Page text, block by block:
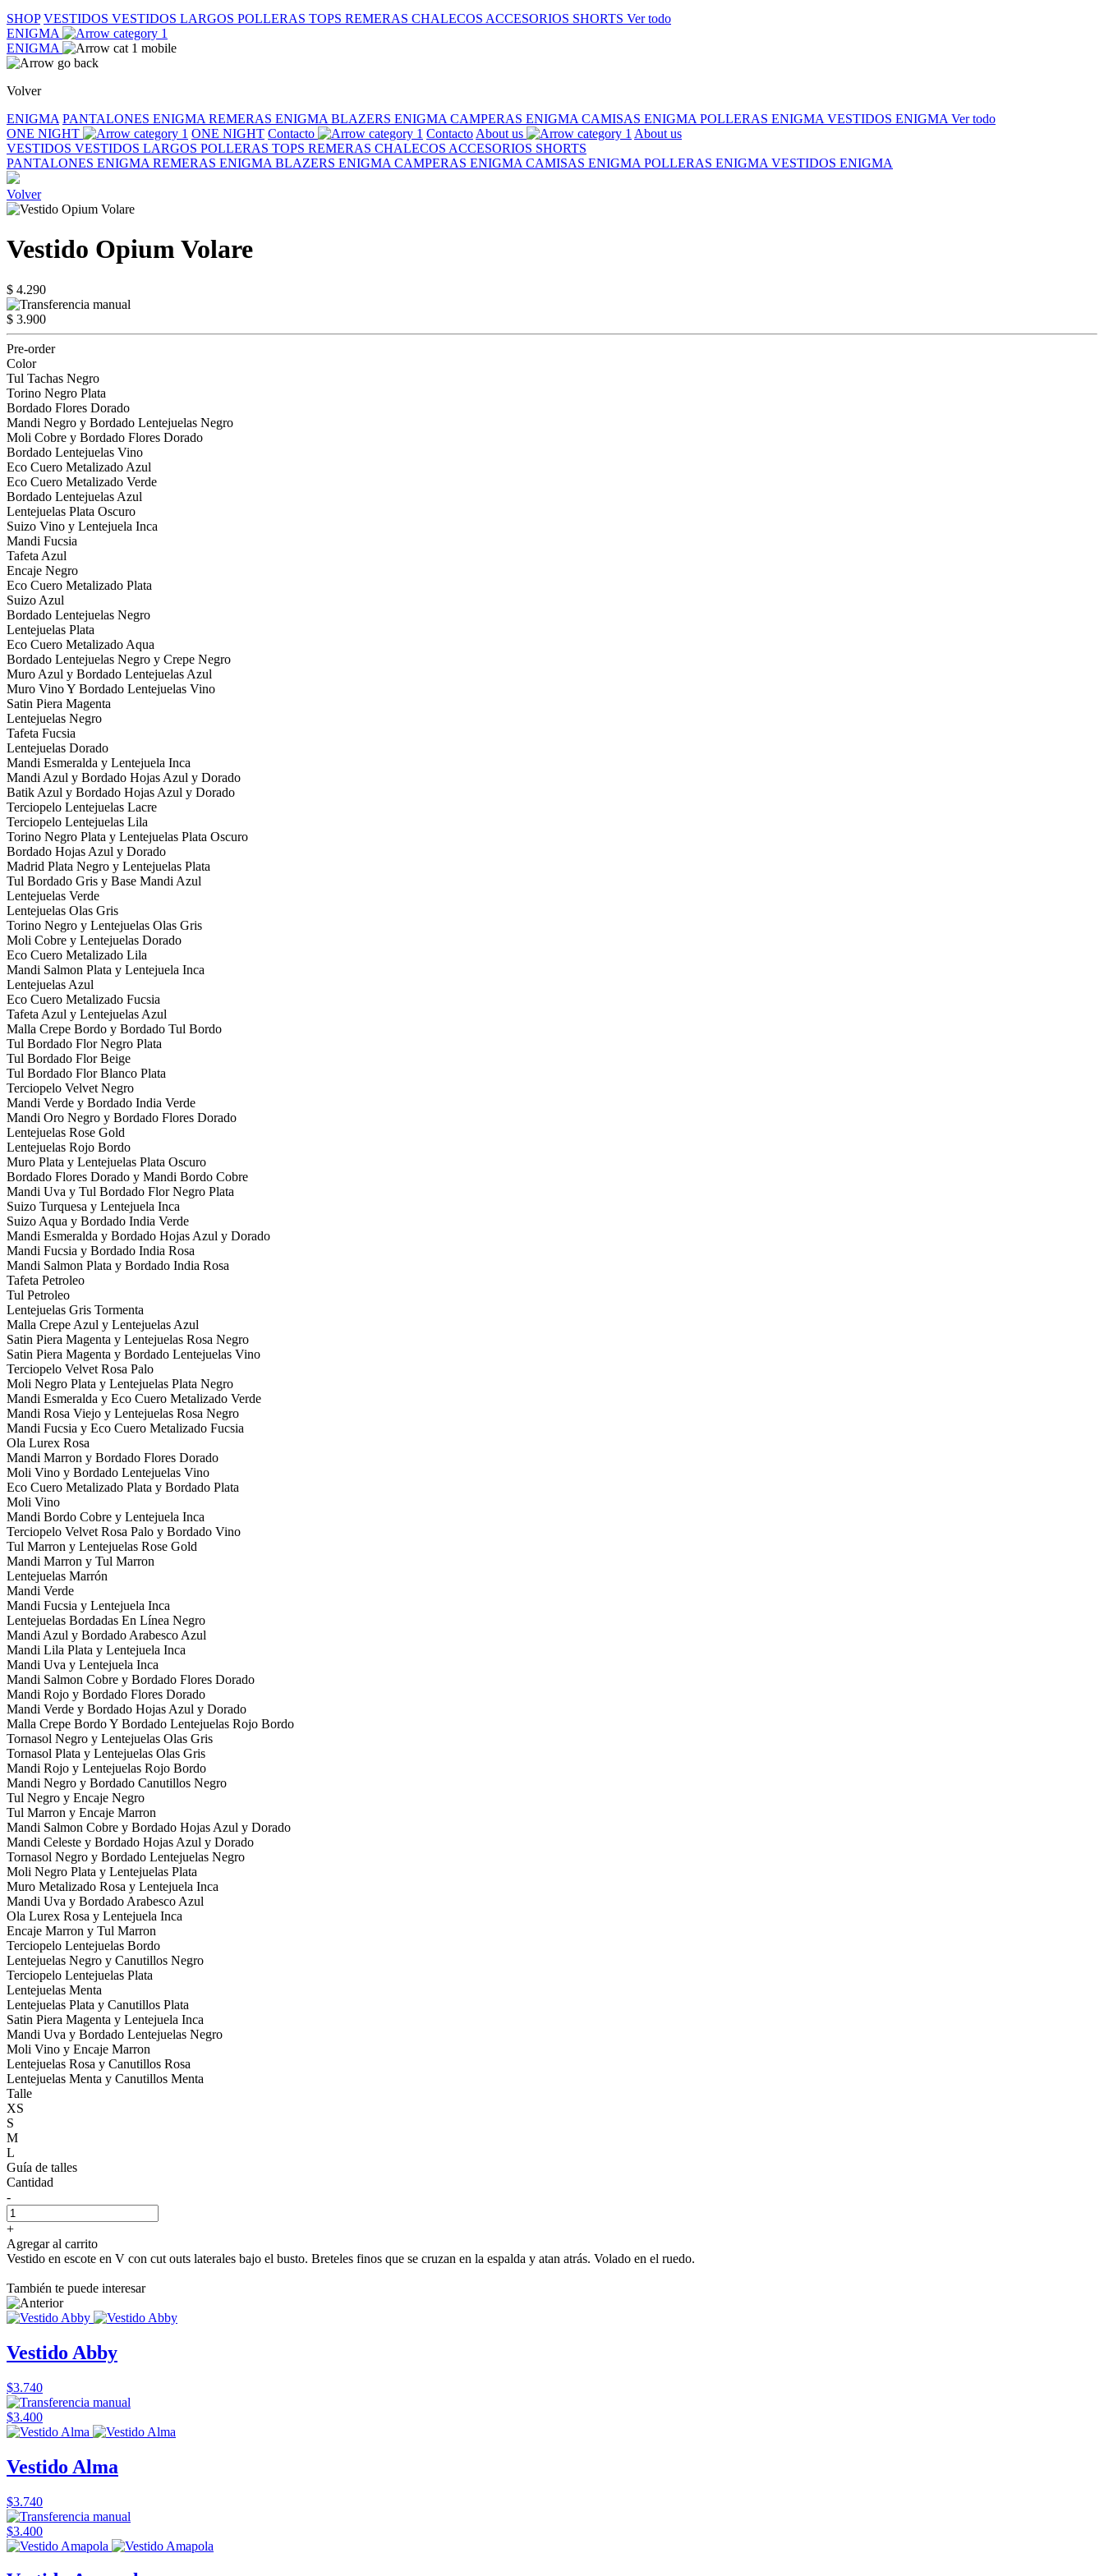
SHOP VESTIDOS VESTIDOS LARGOS POLLERAS TOPS REMERAS CHALECOS ACCESORIOS SHORTS Ver todo
ENIGMA
ENIGMA
Volver
ENIGMA PANTALONES ENIGMA REMERAS ENIGMA BLAZERS ENIGMA CAMPERAS ENIGMA CAMISAS ENIGMA POLLERAS ENIGMA VESTIDOS ENIGMA Ver todo
ONE NIGHT
ONE NIGHT Contacto Contacto About us
About us
VESTIDOS VESTIDOS LARGOS POLLERAS TOPS REMERAS CHALECOS ACCESORIOS SHORTS
PANTALONES ENIGMA REMERAS ENIGMA BLAZERS ENIGMA CAMPERAS ENIGMA CAMISAS ENIGMA POLLERAS ENIGMA VESTIDOS ENIGMA
Volver
Vestido Opium Volare
$ 4.290
$ 3.900
Pre-order
Color
Tul Tachas Negro
Torino Negro Plata
Bordado Flores Dorado
Mandi Negro y Bordado Lentejuelas Negro
Moli Cobre y Bordado Flores Dorado
Bordado Lentejuelas Vino
Eco Cuero Metalizado Azul
Eco Cuero Metalizado Verde
Bordado Lentejuelas Azul
Lentejuelas Plata Oscuro
Suizo Vino y Lentejuela Inca
Mandi Fucsia
Tafeta Azul
Encaje Negro
Eco Cuero Metalizado Plata
Suizo Azul
Bordado Lentejuelas Negro
Lentejuelas Plata
Eco Cuero Metalizado Aqua
Bordado Lentejuelas Negro y Crepe Negro
Muro Azul y Bordado Lentejuelas Azul
Muro Vino Y Bordado Lentejuelas Vino
Satin Piera Magenta
Lentejuelas Negro
Tafeta Fucsia
Lentejuelas Dorado
Mandi Esmeralda y Lentejuela Inca
Mandi Azul y Bordado Hojas Azul y Dorado
Batik Azul y Bordado Hojas Azul y Dorado
Terciopelo Lentejuelas Lacre
Terciopelo Lentejuelas Lila
Torino Negro Plata y Lentejuelas Plata Oscuro
Bordado Hojas Azul y Dorado
Madrid Plata Negro y Lentejuelas Plata
Tul Bordado Gris y Base Mandi Azul
Lentejuelas Verde
Lentejuelas Olas Gris
Torino Negro y Lentejuelas Olas Gris
Moli Cobre y Lentejuelas Dorado
Eco Cuero Metalizado Lila
Mandi Salmon Plata y Lentejuela Inca
Lentejuelas Azul
Eco Cuero Metalizado Fucsia
Tafeta Azul y Lentejuelas Azul
Malla Crepe Bordo y Bordado Tul Bordo
Tul Bordado Flor Negro Plata
Tul Bordado Flor Beige
Tul Bordado Flor Blanco Plata
Terciopelo Velvet Negro
Mandi Verde y Bordado India Verde
Mandi Oro Negro y Bordado Flores Dorado
Lentejuelas Rose Gold
Lentejuelas Rojo Bordo
Muro Plata y Lentejuelas Plata Oscuro
Bordado Flores Dorado y Mandi Bordo Cobre
Mandi Uva y Tul Bordado Flor Negro Plata
Suizo Turquesa y Lentejuela Inca
Suizo Aqua y Bordado India Verde
Mandi Esmeralda y Bordado Hojas Azul y Dorado
Mandi Fucsia y Bordado India Rosa
Mandi Salmon Plata y Bordado India Rosa
Tafeta Petroleo
Tul Petroleo
Lentejuelas Gris Tormenta
Malla Crepe Azul y Lentejuelas Azul
Satin Piera Magenta y Lentejuelas Rosa Negro
Satin Piera Magenta y Bordado Lentejuelas Vino
Terciopelo Velvet Rosa Palo
Moli Negro Plata y Lentejuelas Plata Negro
Mandi Esmeralda y Eco Cuero Metalizado Verde
Mandi Rosa Viejo y Lentejuelas Rosa Negro
Mandi Fucsia y Eco Cuero Metalizado Fucsia
Ola Lurex Rosa
Mandi Marron y Bordado Flores Dorado
Moli Vino y Bordado Lentejuelas Vino
Eco Cuero Metalizado Plata y Bordado Plata
Moli Vino
Mandi Bordo Cobre y Lentejuela Inca
Terciopelo Velvet Rosa Palo y Bordado Vino
Tul Marron y Lentejuelas Rose Gold
Mandi Marron y Tul Marron
Lentejuelas Marrón
Mandi Verde
Mandi Fucsia y Lentejuela Inca
Lentejuelas Bordadas En Línea Negro
Mandi Azul y Bordado Arabesco Azul
Mandi Lila Plata y Lentejuela Inca
Mandi Uva y Lentejuela Inca
Mandi Salmon Cobre y Bordado Flores Dorado
Mandi Rojo y Bordado Flores Dorado
Mandi Verde y Bordado Hojas Azul y Dorado
Malla Crepe Bordo Y Bordado Lentejuelas Rojo Bordo
Tornasol Negro y Lentejuelas Olas Gris
Tornasol Plata y Lentejuelas Olas Gris
Mandi Rojo y Lentejuelas Rojo Bordo
Mandi Negro y Bordado Canutillos Negro
Tul Negro y Encaje Negro
Tul Marron y Encaje Marron
Mandi Salmon Cobre y Bordado Hojas Azul y Dorado
Mandi Celeste y Bordado Hojas Azul y Dorado
Tornasol Negro y Bordado Lentejuelas Negro
Moli Negro Plata y Lentejuelas Plata
Muro Metalizado Rosa y Lentejuela Inca
Mandi Uva y Bordado Arabesco Azul
Ola Lurex Rosa y Lentejuela Inca
Encaje Marron y Tul Marron
Terciopelo Lentejuelas Bordo
Lentejuelas Negro y Canutillos Negro
Terciopelo Lentejuelas Plata
Lentejuelas Menta
Lentejuelas Plata y Canutillos Plata
Satin Piera Magenta y Lentejuela Inca
Mandi Uva y Bordado Lentejuelas Negro
Moli Vino y Encaje Marron
Lentejuelas Rosa y Canutillos Rosa
Lentejuelas Menta y Canutillos Menta
Talle
XS
S
M
L
Guía de talles
Cantidad
-
+
Agregar al carrito
Vestido en escote en V con cut outs laterales bajo el busto. Breteles finos que se cruzan en la espalda y atan atrás. Volado en el ruedo.
También te puede interesar
Vestido Abby
$3.740
$3.400
Vestido Alma
$3.740
$3.400